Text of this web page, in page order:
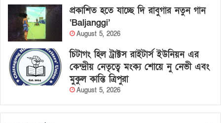
প্রকাশিত হতে যাচ্ছে দি রাবুগার নতুন গান
‘Baljanggi’
August 5, 2026
চিটাগং হিল ট্রাক্টস রাইটার্স ইউনিয়ন এর
কেন্দ্রীয় নেতৃত্বে মংক্য শোয়ে নু নেভী এবং
মুকুল কান্তি ত্রিপুরা
August 5, 2026